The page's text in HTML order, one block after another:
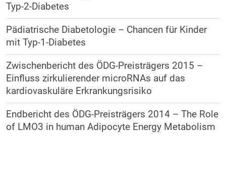
Typ-2-Diabetes
Pädiatrische Diabetologie – Chancen für Kinder
mit Typ-1-Diabetes
Zwischenbericht des ÖDG-Preisträgers 2015 –
Einfluss zirkulierender microRNAs auf das
kardiovaskuläre Erkrankungsrisiko
Endbericht des ÖDG-Preisträgers 2014 – The Role
of LMO3 in human Adipocyte Energy Metabolism